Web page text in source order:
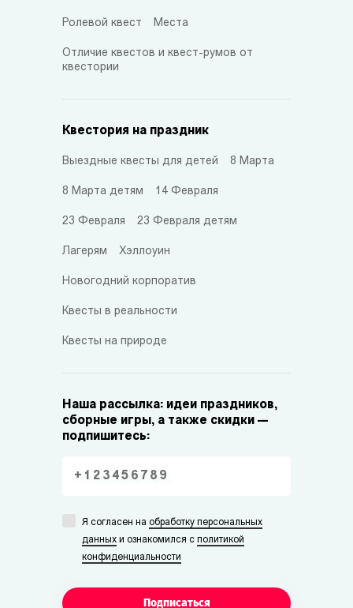
Ролевой квест Места
Отличие квестов и квест-румов от
квестории
Квестория на праздник
Выездные квесты для детей 8 Марта
8 Марта детям 14 Февраля
23 Февраля 23 Февраля детям
Лагерям Хэллоуин
Новогодний корпоратив
Квесты в реальности
Квесты на природе
Наша рассылка: идеи праздников,
сборные игры, а также скидки —
подпишитесь:
Я согласен на обработку персональных
данных и ознакомился с политикой
конфиденциальности
Подписаться